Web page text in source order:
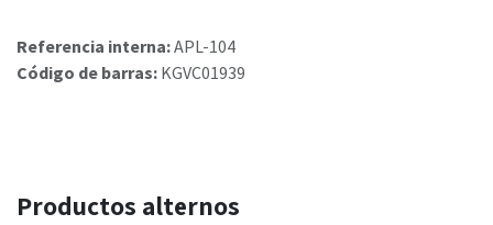
Referencia interna:APL-104
Código de barras: KGVC01939
Productos alternos